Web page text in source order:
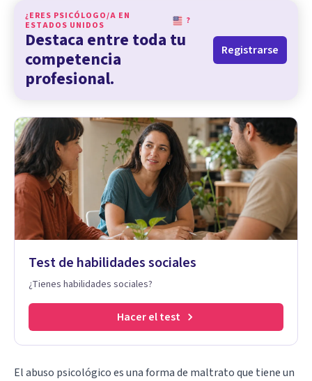
¿ERES PSICÓLOGO/A EN
ESTADOS UNIDOS
?
Destaca entre toda tu
competencia
profesional.
Registrarse
Test de habilidades sociales
¿Tienes habilidades sociales?
Hacer el test
El abuso psicológico es una forma de maltrato que tiene un